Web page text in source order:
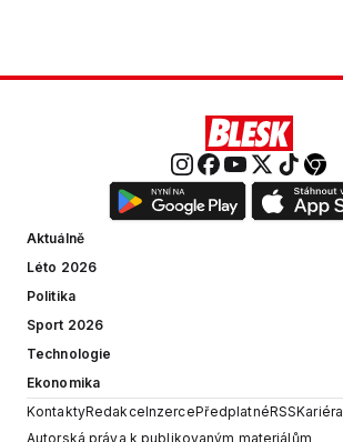
Aktuálně
Léto 2026
Politika
Sport 2026
Technologie
Ekonomika
KontaktyRedakceInzercePředplatnéRSSKariéra
Autorská práva k publikovaným materiálům